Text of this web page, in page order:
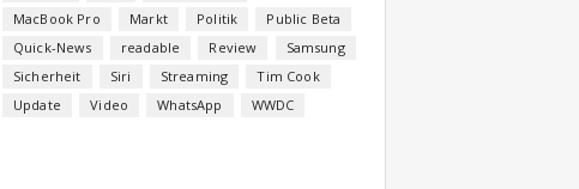
MacBook Pro
Markt Politik
Public Beta
Quick-News
readable Review
Samsung
Sicherheit
Siri Streaming
Tim Cook
Update
Video WhatsApp WWDC